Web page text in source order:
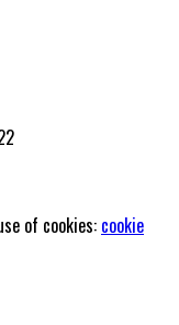
of cookies: cookie